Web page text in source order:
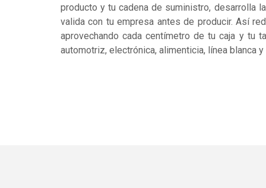
producto y tu cadena de suministro, desarrolla
valida con tu empresa antes de producir. Así
aprovechando cada centímetro de tu caja y tu
automotriz, electrónica, alimenticia, línea blanca y